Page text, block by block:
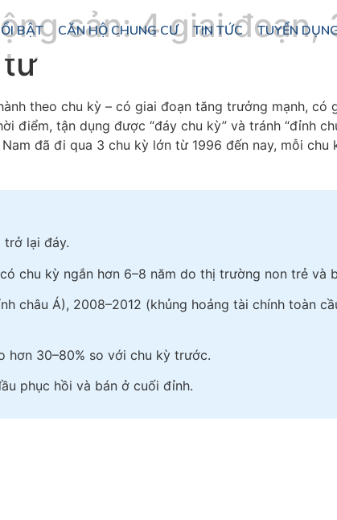
BẬT CĂN HỘ CHUNG CƯ TIN TỨC TUYỂN
sản: 4 giai đoạn,
tư
theo chu kỳ – có giai đoạn tăng trưởng mạnh, có
điểm, tận dụng được “đáy chu kỳ” và tránh “đỉnh
đã đi qua 3 chu kỳ lớn từ 1996 đến nay, mỗi
lại đáy.
chu kỳ ngắn hơn 6–8 năm do thị trường non trẻ và
châu Á), 2008–2012 (khủng hoảng tài chính toàn
hơn 30–80% so với chu kỳ trước.
phục hồi và bán ở cuối đỉnh.